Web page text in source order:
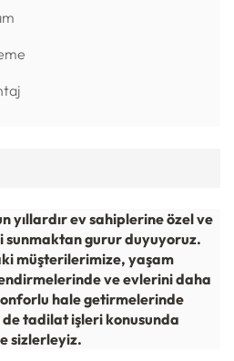
yıllardır ev sahiplerine özel ve
gurur duyuyoruz.
müşterilerimize, yaşam
ve evlerini daha
hale getirmelerinde
tadilat işleri konusunda
sizlerleyiz.